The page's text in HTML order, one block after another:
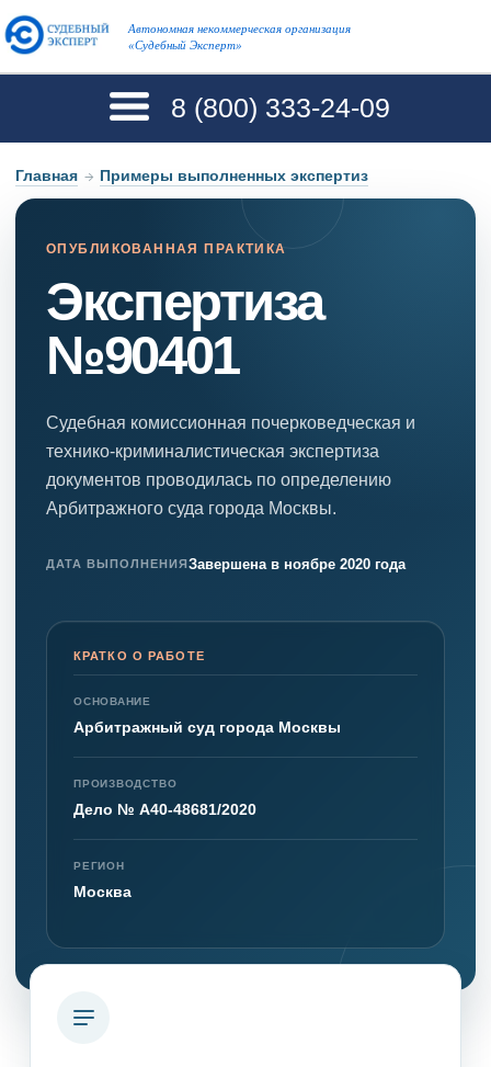
Автономная некоммерческая организация
«Судебный Эксперт»
8 (800) 333-24-09
Главная → Примеры выполненных экспертиз
ОПУБЛИКОВАННАЯ ПРАКТИКА
Экспертиза
№90401
Судебная комиссионная почерковедческая и
технико-криминалистическая экспертиза
документов проводилась по определению
Арбитражного суда города Москвы.
ДАТА ВЫПОЛНЕНИЯЗавершена в ноябре 2020 года
КРАТКО О РАБОТЕ
ОСНОВАНИЕ
Арбитражный суд города Москвы
ПРОИЗВОДСТВО
Дело № А40-48681/2020
РЕГИОН
Москва